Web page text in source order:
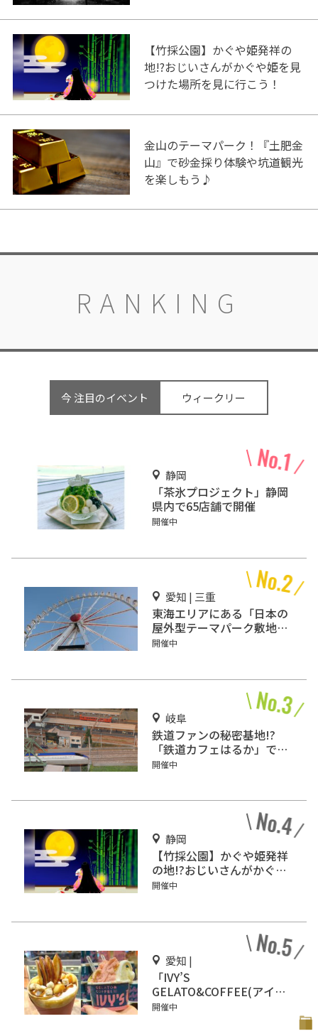
【竹採公園】かぐや姫発祥の
地!?おじいさんがかぐや姫を見
つけた場所を見に行こう！
金山のテーマパーク！『土肥金
山』で砂金採り体験や坑道観光
を楽しもう♪
RANKING
今 注目のイベント ウィークリー
静岡
「茶氷プロジェクト」静岡
県内で65店舗で開催
開催中
愛知 | 三重
東海エリアにある「日本の
屋外型テーマパーク敷地面
積ランキング」入りしてい
開催中
岐阜
鉄道ファンの秘密基地!?
「鉄道カフェはるか」で鉄
道模型を眺めながらカフェ
開催中
静岡
【竹採公園】かぐや姫発祥
の地!?おじいさんがかぐや
姫を見つけた場所を見に行
開催中
愛知 |
「IVY’S
GELATO&COFFEE(アイビ
ーズ ジェラート&コーヒ
開催中